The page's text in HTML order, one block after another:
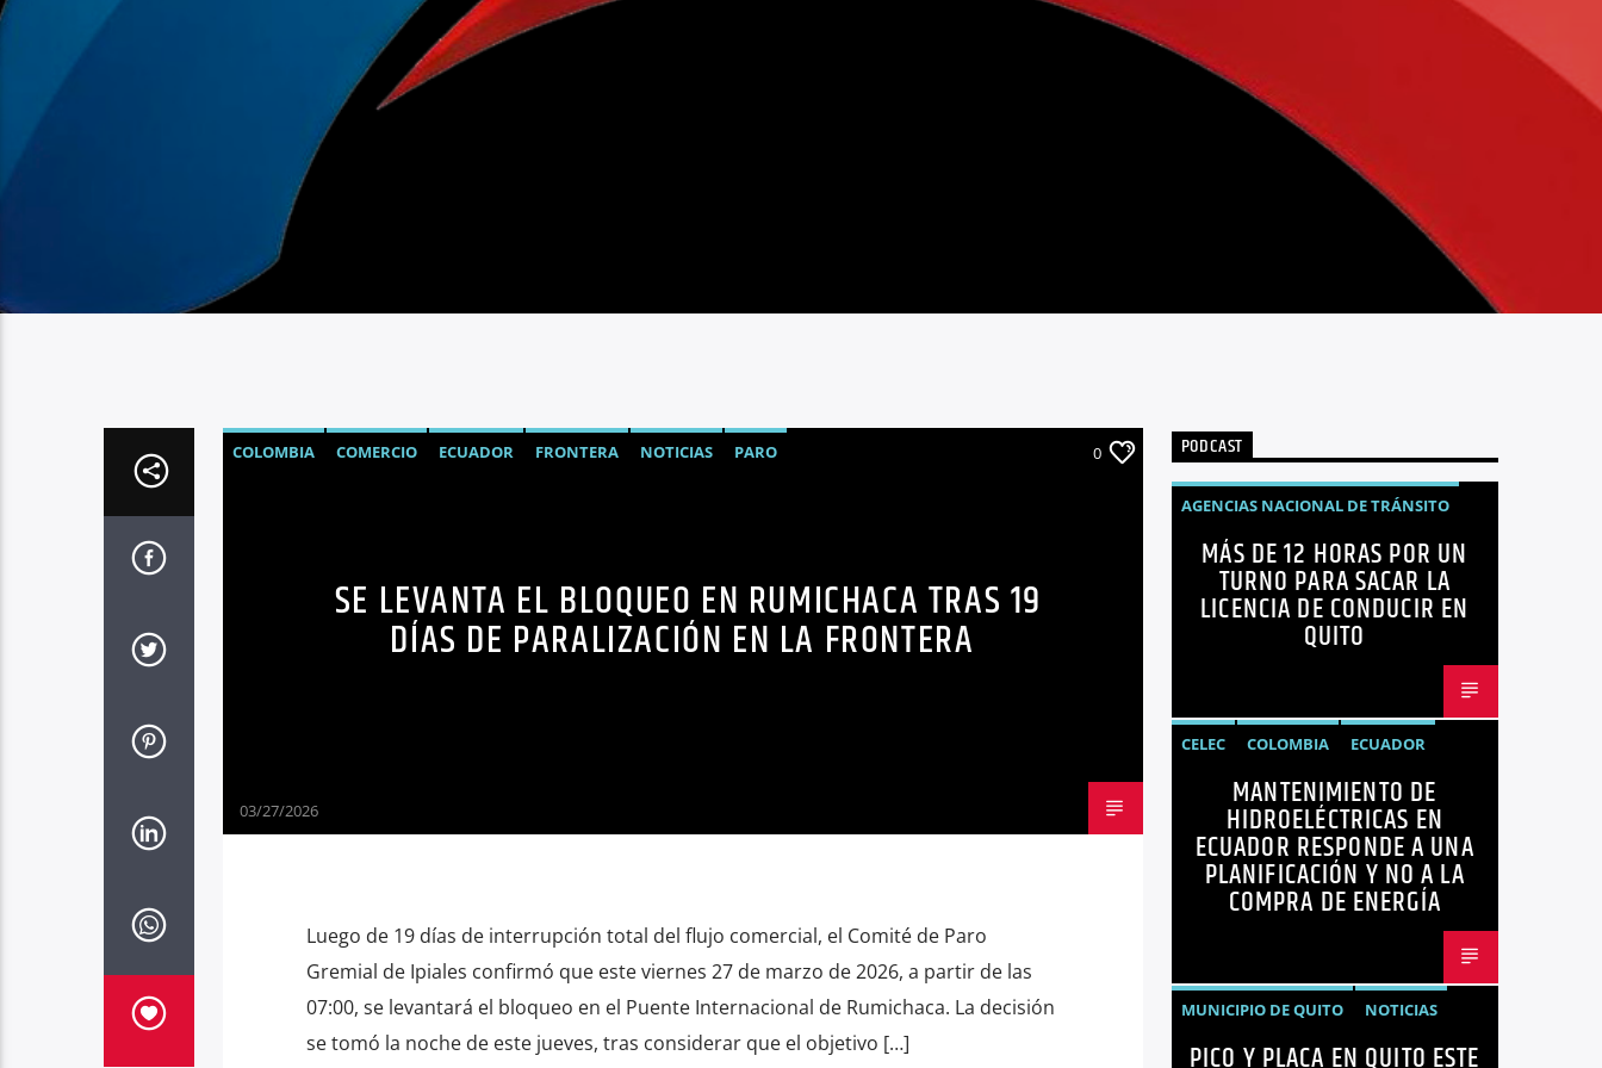
COLOMBIA COMERCIO ECUADOR FRONTERA NOTICIAS
PARO
0
SE LEVANTA EL BLOQUEO EN RUMICHACA TRAS 19
DÍAS DE PARALIZACIÓN EN LA FRONTERA
03/27/2026
Luego de 19 días de interrupción total del flujo comercial, el Comité de Paro
Gremial de Ipiales confirmó que este viernes 27 de marzo de 2026, a partir de las
07:00, se levantará el bloqueo en el Puente Internacional de Rumichaca. La decisión
se tomó la noche de este jueves, tras considerar que el objetivo […]
PODCAST
AGENCIAS NACIONAL DE TRÁNSITO
ECUADOR
LICENCIAS NOTICIAS
MÁS DE 12 HORAS POR UN
TURNO PARA SACAR LA
LICENCIA DE CONDUCIR EN
QUITO
CELEC COLOMBIA
ECUADOR
ENERGÍA
HIDROELÉCTRICAS
NOTICIAS
MANTENIMIENTO DE
HIDROELÉCTRICAS EN
ECUADOR RESPONDE A UNA
PLANIFICACIÓN Y NO A LA
COMPRA DE ENERGÍA
MUNICIPIO DE QUITO
NOTICIAS
PICO Y PLACA
QUITO
PICO Y PLACA EN QUITO ESTE